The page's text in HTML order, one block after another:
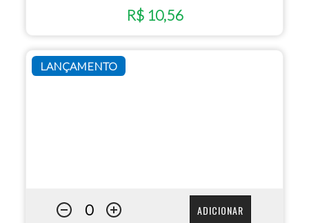
R$ 10,56
LANÇAMENTO
ADICIONAR